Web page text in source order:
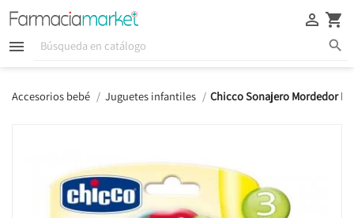
  
 
Accesorios bebé Juguetes infantiles Chicco Sonajero Mordedor